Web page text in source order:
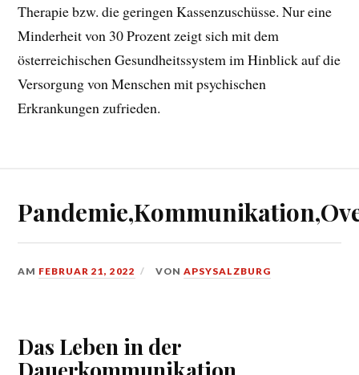
Therapie bzw. die geringen Kassenzuschüsse. Nur eine
Minderheit von 30 Prozent zeigt sich mit dem
österreichischen Gesundheitssystem im Hinblick auf die
Versorgung von Menschen mit psychischen
Erkrankungen zufrieden.
AM FEBRUAR 21, 2022 VONAPSYSALZBURG
Das Leben in der